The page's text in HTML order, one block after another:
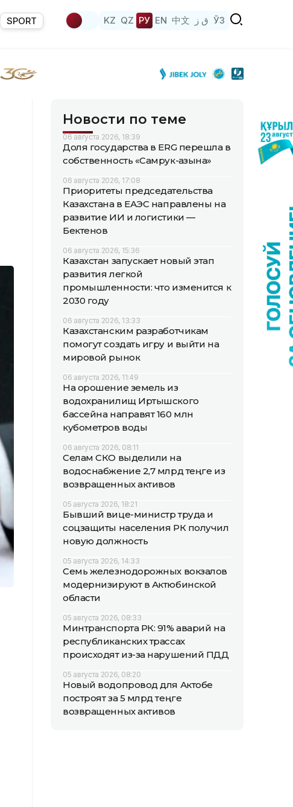
SPORT KZ QZ РУ EN 中文 ق ز ЎЗ
Новости по теме
06 августа 2026, 18:39
Доля государства в ERG перешла в
собственность «Самрук-Қазына»
06 августа 2026, 17:08
Приоритеты председательства
Казахстана в ЕАЭС направлены на
развитие ИИ и логистики —
Бектенов
06 августа 2026, 15:36
Казахстан запускает новый этап
развития легкой
промышленности: что изменится к
2030 году
06 августа 2026, 13:33
Казахстанским разработчикам
помогут создать игру и выйти на
мировой рынок
06 августа 2026, 11:49
На орошение земель из
водохранилищ Иртышского
бассейна направят 160 млн
кубометров воды
06 августа 2026, 08:11
Селам СКО выделили на
водоснабжение 2,7 млрд теңге из
возвращенных активов
05 августа 2026, 18:21
Бывший вице-министр труда и
соцзащиты населения РК получил
новую должность
05 августа 2026, 14:33
Семь железнодорожных вокзалов
модернизируют в Актюбинской
области
05 августа 2026, 08:33
Минтранспорта РК: 91% аварий на
республиканских трассах
происходят из-за нарушений ПДД
05 августа 2026, 08:20
Новый водопровод для Актобе
построят за 5 млрд теңге
возвращенных активов